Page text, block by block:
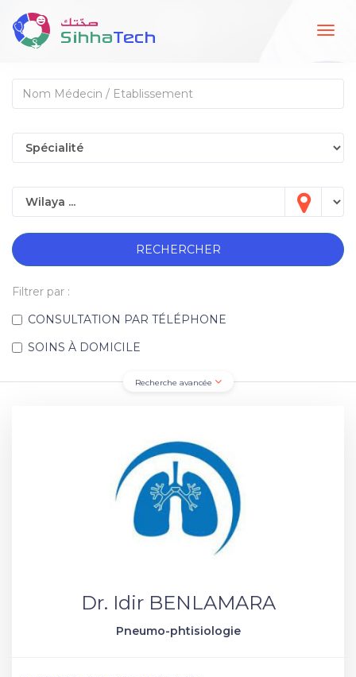
RECHERCHER
Filtrer par :
CONSULTATION PAR TÉLÉPHONE
SOINS À DOMICILE
Recherche avancée
Dr. Idir BENLAMARA
Pneumo-phtisiologie